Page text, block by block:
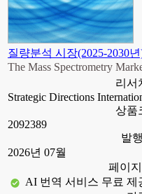
질량분석 시장(2025-2030
The Mass Spectrometry
리서
Strategic Directions
상품
2092389
발
2026년 07월
페이
AI 번역 서비스 무료 제